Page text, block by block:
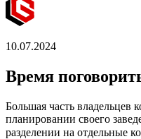
10.07.2024
Время
Большая часть владельцев
планировании своего
разделении на отдельные